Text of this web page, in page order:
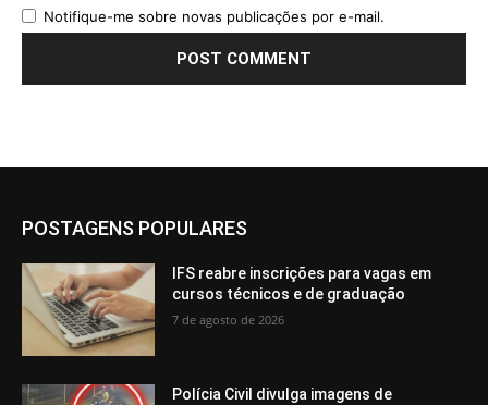
Notifique-me sobre novas publicações por e-mail.
POSTAGENS POPULARES
IFS reabre inscrições para vagas em
cursos técnicos e de graduação
7 de agosto de 2026
Polícia Civil divulga imagens de